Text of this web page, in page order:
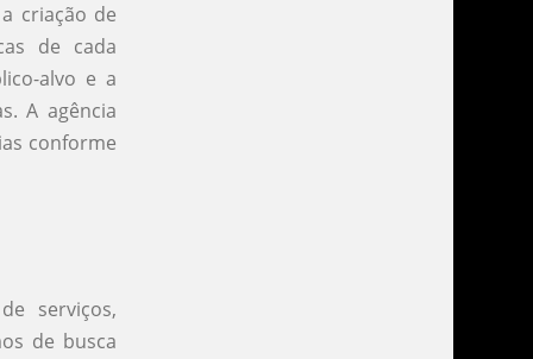
criação de
de cada
alvo e a
A agência
conforme
serviços,
de busca